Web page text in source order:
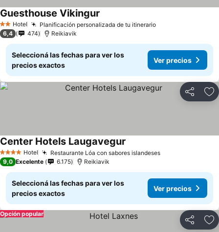
2 Estrellas
Hotel Planificación personalizada de tu itinerario
Guesthouse Vikingur
6,4 474 Reikiavik
Seleccioná las fechas para ver los
precios exactos
Ver precios
Compartir
4 EstrellasHotel Restaurante Lóa con sabores islandeses
Center Hotels Laugavegur
9,0 Excelente 6.175 Reikiavik
Seleccioná las fechas para ver los
precios exactos
Ver precios
Compartir
Opción popular